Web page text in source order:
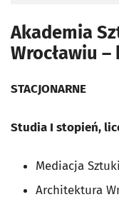
Akademia
Wrocławiu
STACJONARNE
Studia I stopień,
Mediacja Sztuki
Architektura